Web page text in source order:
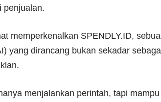
penjualan.
memperkenalkan SPENDLY.ID,
yang dirancang bukan sekadar
menjalankan perintah, tapi